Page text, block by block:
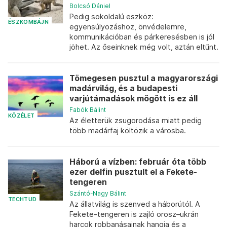
ÉSZKOMBÁJN
Bolcsó Dániel
Pedig sokoldalú eszköz:
egyensúlyozáshoz, önvédelemre,
kommunikációban és párkeresésben is jól
jöhet. Az őseinknek még volt, aztán eltűnt.
KÖZÉLET
Tömegesen pusztul a magyarországi
madárvilág, és a budapesti
varjútámadások mögött is ez áll
Fabók Bálint
Az életterük zsugorodása miatt pedig
több madárfaj költözik a városba.
TECHTUD
Háború a vízben: február óta több
ezer delfin pusztult el a Fekete-
tengeren
Szántó-Nagy Bálint
Az állatvilág is szenved a háborútól. A
Fekete-tengeren is zajló orosz–ukrán
harcok robbanásainak hangja és a